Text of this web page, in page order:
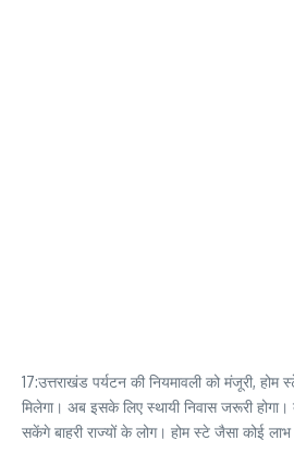
17:उत्तराखंड पर्यटन की नियमावली को मंजूरी, होम
मिलेगा। अब इसके लिए स्थायी निवास जरूरी
सकेंगे बाहरी राज्यों के लोग। होम स्टे जैसा कोई लाभ